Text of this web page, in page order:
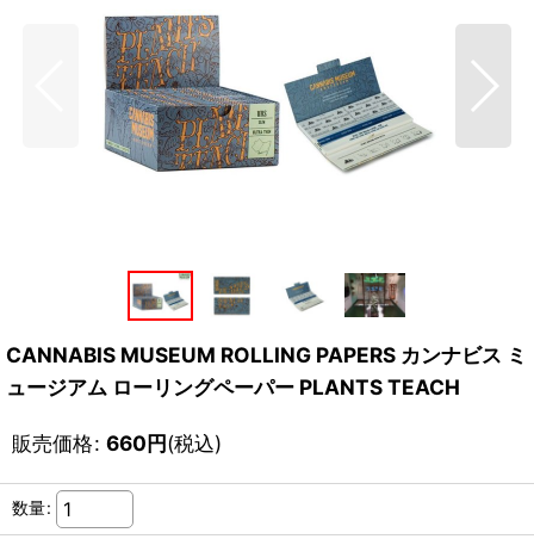
CANNABIS MUSEUM ROLLING PAPERS カンナビス ミ
ュージアム ローリングペーパー PLANTS TEACH
販売価格: 660円(税込)
数量: